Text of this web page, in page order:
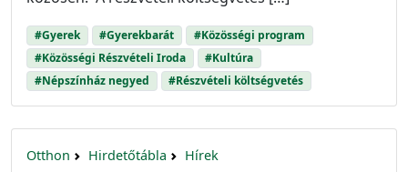
#Gyerek #Gyerekbarát
#Közösségi program
#Közösségi Részvételi Iroda
#Kultúra
#Népszínház negyed
#Részvételi költségvetés
Otthon Hirdetőtábla Hírek